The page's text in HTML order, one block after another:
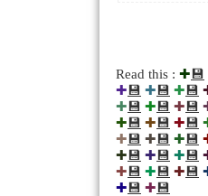
Read this : ✚💾
✚💾 ✚💾 ✚💾
✚💾 ✚💾 ✚💾
✚💾 ✚💾 ✚💾
✚💾 ✚💾 ✚💾
✚💾 ✚💾 ✚💾
✚💾 ✚💾 ✚💾
✚💾 ✚💾